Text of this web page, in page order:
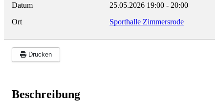
Datum 25.05.2026 19:00 - 20:00
Ort
Sporthalle Zimmersrode
Drucken
Beschreibung